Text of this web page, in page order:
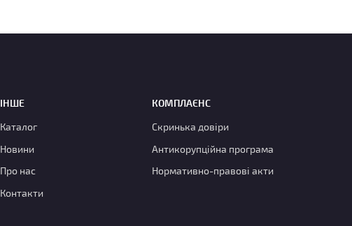
ІНШЕ
Каталог
Новини
Про нас
Контакти
КОМПЛАЄНС
Скринька довіри
Антикорупційна програма
Нормативно-правові акти